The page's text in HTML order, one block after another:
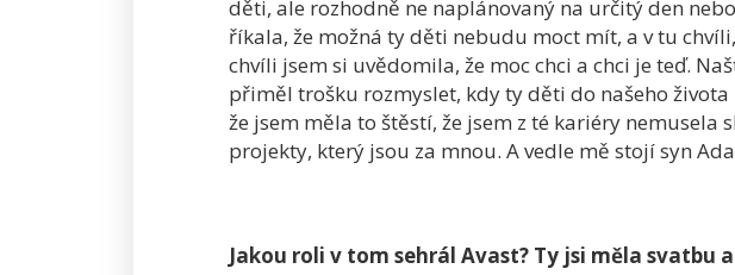
děti, ale rozhodně ne naplánovaný na určitý den
říkala, že možná ty děti nebudu moct mít, a v tu
chvíli jsem si uvědomila, že moc chci a chci je teď.
přiměl trošku rozmyslet, kdy ty děti do našeho
že jsem měla to štěstí, že jsem z té kariéry
projekty, který jsou za mnou. A vedle mě stojí syn
Jakou roli v tom sehrál Avast? Ty jsi měla